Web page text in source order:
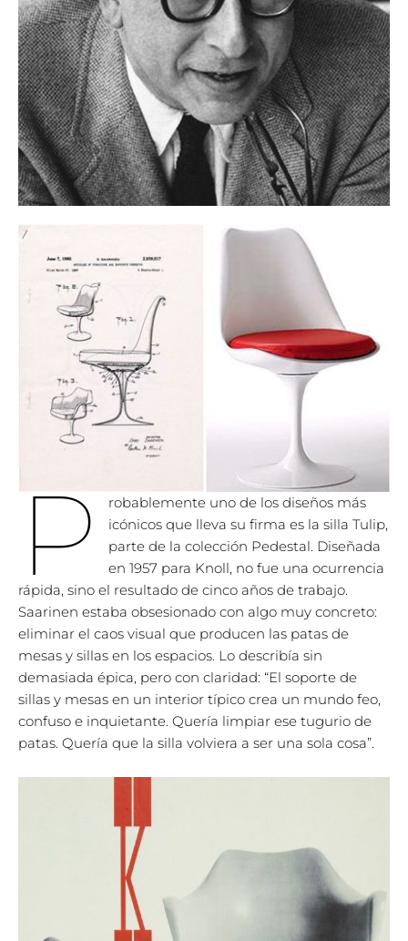
P
robablemente uno de los diseños más
icónicos que lleva su firma es la silla Tulip,
parte de la colección Pedestal. Diseñada
en 1957 para Knoll, no fue una ocurrencia
rápida, sino el resultado de cinco años de trabajo.
Saarinen estaba obsesionado con algo muy concreto:
eliminar el caos visual que producen las patas de
mesas y sillas en los espacios. Lo describía sin
demasiada épica, pero con claridad: “El soporte de
sillas y mesas en un interior típico crea un mundo feo,
confuso e inquietante. Quería limpiar ese tugurio de
patas. Quería que la silla volviera a ser una sola cosa”.